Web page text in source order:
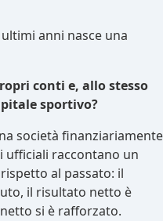
anni nasce una
conti e, allo stesso
sportivo?
società finanziariamente
ufficiali raccontano un
al passato: il
il risultato netto è
si è rafforzato.